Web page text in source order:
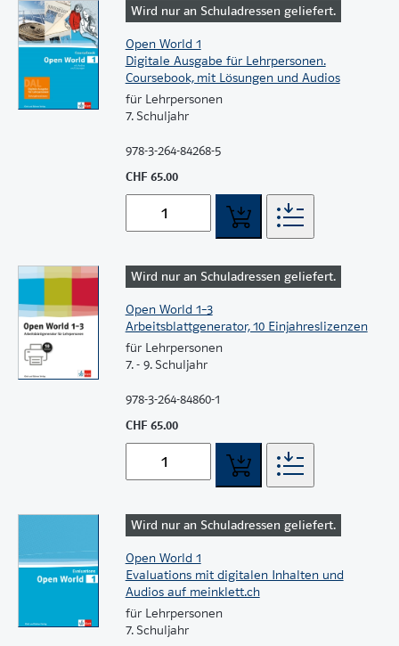
Open World 1
Digitale Ausgabe für Lehrpersonen.
Coursebook, mit Lösungen und Audios
Wird nur an Schuladressen geliefert.
für Lehrpersonen
7. Schuljahr
978-3-264-84268-5
CHF 65.00
Open World 1–3
Arbeitsblattgenerator, 10 Einjahreslizenzen
Wird nur an Schuladressen geliefert.
für Lehrpersonen
7. - 9. Schuljahr
978-3-264-84860-1
CHF 65.00
Open World 1
Evaluations mit digitalen Inhalten und
Audios auf meinklett.ch
Wird nur an Schuladressen geliefert.
für Lehrpersonen
7. Schuljahr